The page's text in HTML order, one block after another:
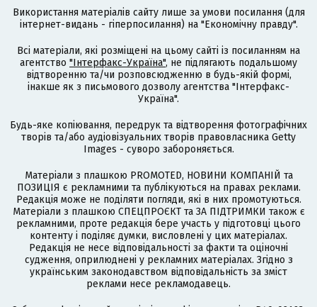
Використання матеріалів сайту лише за умови посилання (для
інтернет-видань - гіперпосилання) на "Економічну правду".
Всі матеріали, які розміщені на цьому сайті із посиланням на
агентство "Інтерфакс-Україна", не підлягають подальшому
відтворенню та/чи розповсюдженню в будь-якій формі,
інакше як з письмового дозволу агентства "Інтерфакс-
Україна".
Будь-яке копіювання, передрук та відтворення фотографічних
творів та/або аудіовізуальних творів правовласника Getty
Images - суворо забороняється.
Матеріали з плашкою PROMOTED, НОВИНИ КОМПАНІЙ та
ПОЗИЦІЯ є рекламними та публікуються на правах реклами.
Редакція може не поділяти погляди, які в них промотуються.
Матеріали з плашкою СПЕЦПРОЄКТ та ЗА ПІДТРИМКИ також є
рекламними, проте редакція бере участь у підготовці цього
контенту і поділяє думки, висловлені у цих матеріалах.
Редакція не несе відповідальності за факти та оціночні
судження, оприлюднені у рекламних матеріалах. Згідно з
українським законодавством відповідальність за зміст
реклами несе рекламодавець.